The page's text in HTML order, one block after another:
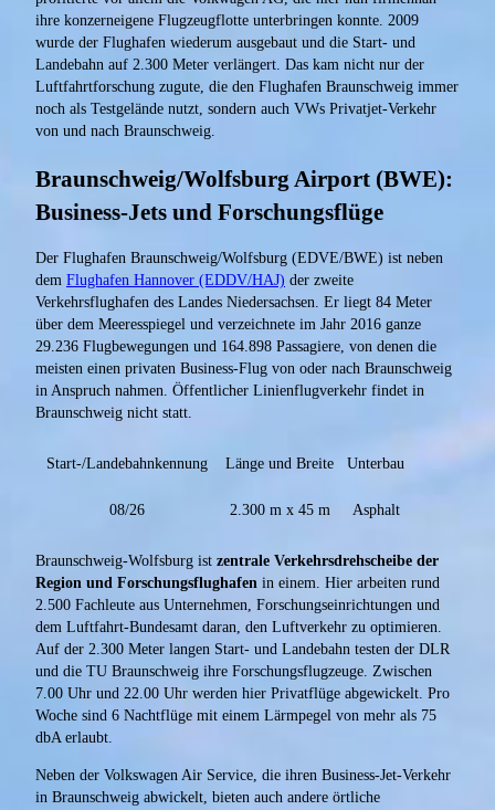
ihre konzerneigene Flugzeugflotte unterbringen konnte. 2009
wurde der Flughafen wiederum ausgebaut und die Start- und
Landebahn auf 2.300 Meter verlängert. Das kam nicht nur der
Luftfahrtforschung zugute, die den Flughafen Braunschweig immer
noch als Testgelände nutzt, sondern auch VWs Privatjet-Verkehr
von und nach Braunschweig.
Braunschweig/Wolfsburg Airport (BWE):
Business-Jets und Forschungsflüge
Der Flughafen Braunschweig/Wolfsburg (EDVE/BWE) ist neben
dem Flughafen Hannover (EDDV/HAJ) der zweite
Verkehrsflughafen des Landes Niedersachsen. Er liegt 84 Meter
über dem Meeresspiegel und verzeichnete im Jahr 2016 ganze
29.236 Flugbewegungen und 164.898 Passagiere, von denen die
meisten einen privaten Business-Flug von oder nach Braunschweig
in Anspruch nahmen. Öffentlicher Linienflugverkehr findet in
Braunschweig nicht statt.
Start-/Landebahnkennung Länge und Breite Unterbau
08/26 2.300 m x 45 m Asphalt
Braunschweig-Wolfsburg ist zentrale Verkehrsdrehscheibe der
Region und Forschungsflughafen in einem. Hier arbeiten rund
2.500 Fachleute aus Unternehmen, Forschungseinrichtungen und
dem Luftfahrt-Bundesamt daran, den Luftverkehr zu optimieren.
Auf der 2.300 Meter langen Start- und Landebahn testen der DLR
und die TU Braunschweig ihre Forschungsflugzeuge. Zwischen
7.00 Uhr und 22.00 Uhr werden hier Privatflüge abgewickelt. Pro
Woche sind 6 Nachtflüge mit einem Lärmpegel von mehr als 75
dbA erlaubt.
Neben der Volkswagen Air Service, die ihren Business-Jet-Verkehr
in Braunschweig abwickelt, bieten auch andere örtliche